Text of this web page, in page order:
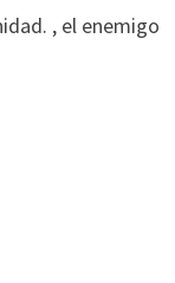
, el enemigo